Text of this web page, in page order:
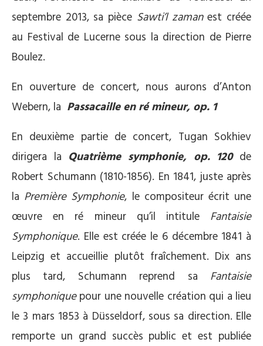
septembre 2013, sa pièce Sawti’l zamanest créée
au Festival de Lucerne sous la direction de Pierre
Boulez.
En ouverture de concert, nous aurons d’Anton
Webern, la Passacaille en ré mineur, op. 1
En deuxième partie de concert, Tugan Sokhiev
dirigera la Quatrième symphonie, op. 120de
Robert Schumann (1810-1856). En 1841, juste après
la Première Symphonie, le compositeur écrit une
œuvre en ré mineur qu’il intitule Fantaisie
Symphonique. Elle est créée le 6 décembre 1841 à
Leipzig et accueillie plutôt fraîchement. Dix ans
plus tard, Schumann reprend sa Fantaisie
symphoniquepour une nouvelle création qui a lieu
le 3 mars 1853 à Düsseldorf, sous sa direction. Elle
remporte un grand succès public et est publiée